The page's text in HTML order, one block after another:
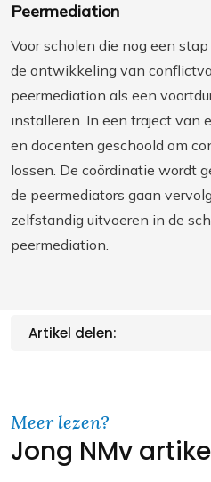
Peermediation
Voor scholen die nog een
de ontwikkeling van
peermediation als een
installeren. In een traject van
en docenten geschoold om
lossen. De coördinatie wordt
de peermediators gaan
zelfstandig uitvoeren in de
peermediation.
Artikel delen:
Meer lezen?
Jong NMv